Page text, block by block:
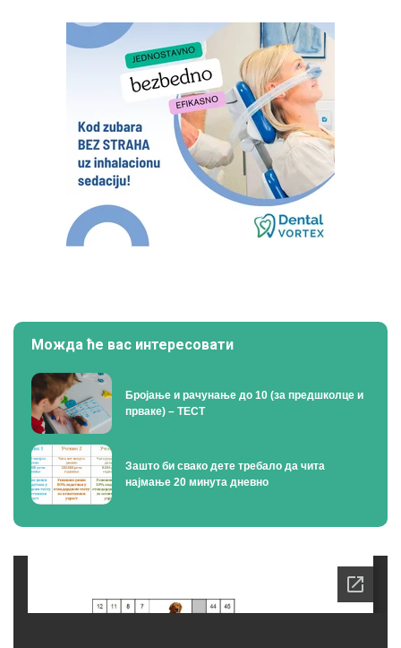
Можда ће вас интересовати
Бројање и рачунање до 10 (за предшколце и
прваке) – ТЕСТ
Зашто би свако дете требало да чита
најмање 20 минута дневно